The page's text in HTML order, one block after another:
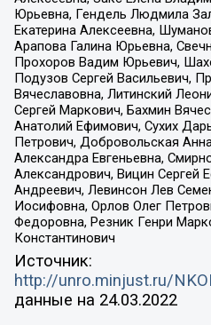
Юрьевна, Гендель Людмила
Екатерина Алексеевна,
Арапова Галина Юрьевна,
Прохоров Вадим Юрьевич,
Подузов Сергей Васильевич,
Вячеславовна, Литинский
Сергей Маркович, Бахмин
Анатолий Ефимович, Сухих
Петрович, Добровольская
Александра Евгеньевна,
Александрович, Вицин Сергей
Андреевич, Левинсон Лев
Иосифовна, Орлов Олег
Федоровна, Резник Генри
Константинович
Источник:
http://unro.minjust.ru/
данные на 24.03.2022